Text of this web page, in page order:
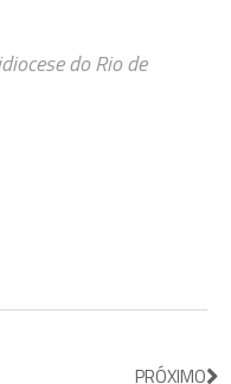
do Rio de
PRÓXIMO